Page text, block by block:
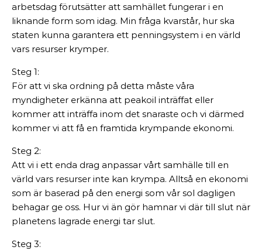
arbetsdag förutsätter att samhället fungerar i en
liknande form som idag. Min fråga kvarstår, hur ska
staten kunna garantera ett penningsystem i en värld
vars resurser krymper.
Steg 1:
För att vi ska ordning på detta måste våra
myndigheter erkänna att peakoil inträffat eller
kommer att inträffa inom det snaraste och vi därmed
kommer vi att få en framtida krympande ekonomi.
Steg 2:
Att vi i ett enda drag anpassar vårt samhälle till en
värld vars resurser inte kan krympa. Alltså en ekonomi
som är baserad på den energi som vår sol dagligen
behagar ge oss. Hur vi än gör hamnar vi där till slut när
planetens lagrade energi tar slut.
Steg 3: